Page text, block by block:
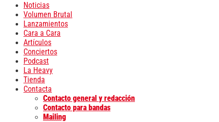
Noticias
Volumen Brutal
Lanzamientos
Cara a Cara
Artículos
Conciertos
Podcast
La Heavy
Tienda
Contacta
Contacto general y redacción
Contacto para bandas
Mailing